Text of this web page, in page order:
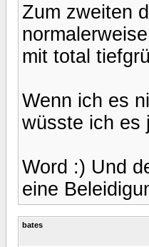
Zum zweiten
mit total
Wenn ich es
wüsste ich es
Word :) Und
eine
bates